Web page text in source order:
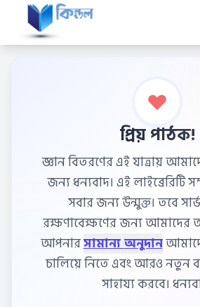
প্রিয় পাঠক!
জ্ঞান বিতরণের এই যাত্রায়
জন্য ধন্যবাদ। এই লাইব্রেরিটি
সবার জন্য উন্মুক্ত। তবে
রক্ষণাবেক্ষণের জন্য আমাদের
আপনার
সামান্য অনুদান
চালিয়ে নিতে এবং আরও নতুন
সাহায্য করবে।